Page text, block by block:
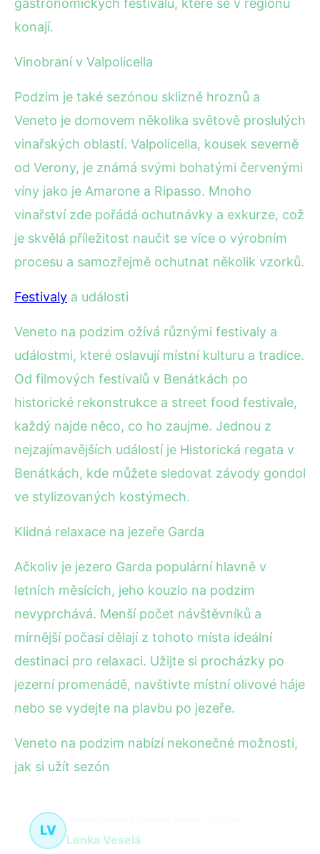
gastronomických festivalů, které se v regionu
konají.
Vinobraní v Valpolicella
Podzim je také sezónou sklizně hroznů a
Veneto je domovem několika světově proslulých
vinařských oblastí. Valpolicella, kousek severně
od Verony, je známá svými bohatými červenými
víny jako je Amarone a Ripasso. Mnoho
vinařství zde pořádá ochutnávky a exkurze, což
je skvělá příležitost naučit se více o výrobním
procesu a samozřejmě ochutnat několik vzorků.
Festivaly a události
Veneto na podzim ožívá různými festivaly a
událostmi, které oslavují místní kulturu a tradice.
Od filmových festivalů v Benátkách po
historické rekonstrukce a street food festivale,
každý najde něco, co ho zaujme. Jednou z
nejzajímavějších událostí je Historická regata v
Benátkách, kde můžete sledovat závody gondol
ve stylizovaných kostýmech.
Klidná relaxace na jezeře Garda
Ačkoliv je jezero Garda populární hlavně v
letních měsících, jeho kouzlo na podzim
nevyprchává. Menší počet návštěvníků a
mírnější počasí dělají z tohoto místa ideální
destinaci pro relaxaci. Užijte si procházky po
jezerní promenádě, navštivte místní olivové háje
nebo se vydejte na plavbu po jezeře.
Veneto na podzim nabízí nekonečné možnosti,
jak si užít sezón
LV
Lenka Veselá